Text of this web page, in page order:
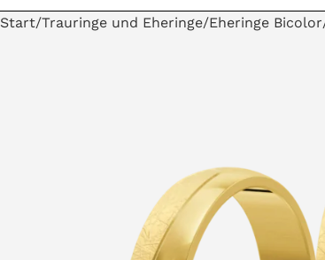
Start Trauringe und Eheringe Eheringe Bicolor